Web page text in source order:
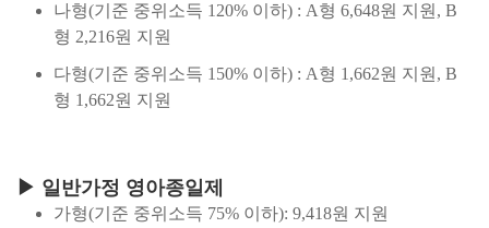
나형(기준 중위소득 120% 이하) : A형 6,648원 지원, B
형 2,216원 지원
다형(기준 중위소득 150% 이하) : A형 1,662원 지원, B
형 1,662원 지원
▶ 일반가정 영아종일제
가형(기준 중위소득 75% 이하): 9,418원 지원